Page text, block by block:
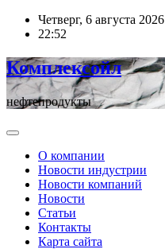
ПерейтиЧетверг, 6 августа 2026
22:52
Комплексойл
нефтепродукты
О компании
Новости индустрии
Новости компаний
Новости
Статьи
Контакты
Карта сайта